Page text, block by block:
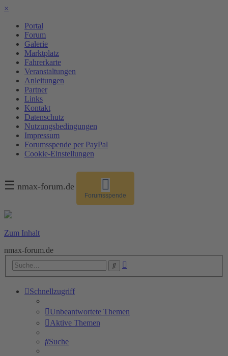
×
Portal
Forum
Galerie
Marktplatz
Fahrerkarte
Veranstaltungen
Anleitungen
Partner
Links
Kontakt
Datenschutz
Nutzungsbedingungen
Impressum
Forumsspende per PayPal
Cookie-Einstellungen
☰ nmax-forum.de
Forumsspende
Zum Inhalt
nmax-forum.de
Suche
Schnellzugriff
Unbeantwortete Themen
Aktive Themen
Suche